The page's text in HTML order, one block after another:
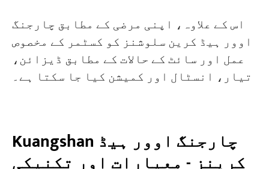
اس کے علاوہ، اپنی مرضی کے مطابق چارجنگ
اوور ہیڈ کرین سلوشنز کو کسٹمر کے مخصوص
عمل اور سائٹ کے حالات کے مطابق ڈیزائن،
تیار، انسٹال اور کمیشن کیا جا سکتا ہے۔
Kuangshan چارجنگ اوور ہیڈ
کرینز - معیارات اور تکنیکی